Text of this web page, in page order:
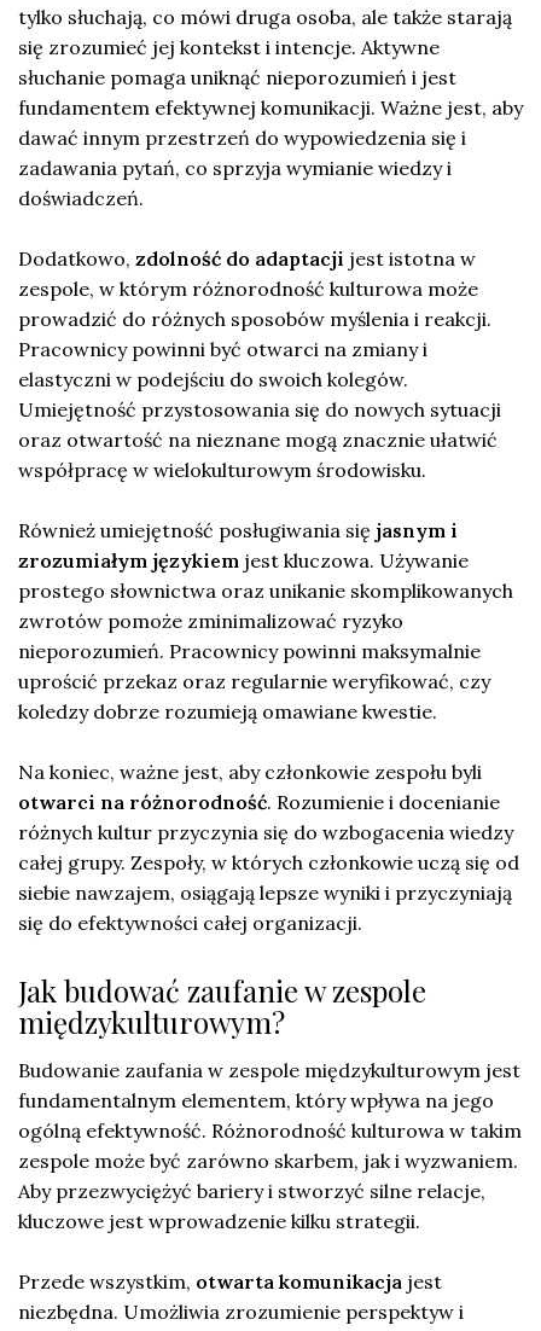
tylko słuchają, co mówi druga osoba, ale także starają
się zrozumieć jej kontekst i intencje. Aktywne
słuchanie pomaga uniknąć nieporozumień i jest
fundamentem efektywnej komunikacji. Ważne jest, aby
dawać innym przestrzeń do wypowiedzenia się i
zadawania pytań, co sprzyja wymianie wiedzy i
doświadczeń.
Dodatkowo, zdolność do adaptacji jest istotna w
zespole, w którym różnorodność kulturowa może
prowadzić do różnych sposobów myślenia i reakcji.
Pracownicy powinni być otwarci na zmiany i
elastyczni w podejściu do swoich kolegów.
Umiejętność przystosowania się do nowych sytuacji
oraz otwartość na nieznane mogą znacznie ułatwić
współpracę w wielokulturowym środowisku.
Również umiejętność posługiwania się jasnym i
zrozumiałym językiem jest kluczowa. Używanie
prostego słownictwa oraz unikanie skomplikowanych
zwrotów pomoże zminimalizować ryzyko
nieporozumień. Pracownicy powinni maksymalnie
uprościć przekaz oraz regularnie weryfikować, czy
koledzy dobrze rozumieją omawiane kwestie.
Na koniec, ważne jest, aby członkowie zespołu byli
otwarci na różnorodność. Rozumienie i docenianie
różnych kultur przyczynia się do wzbogacenia wiedzy
całej grupy. Zespoły, w których członkowie uczą się od
siebie nawzajem, osiągają lepsze wyniki i przyczyniają
się do efektywności całej organizacji.
Jak budować zaufanie w zespole
międzykulturowym?
Budowanie zaufania w zespole międzykulturowym jest
fundamentalnym elementem, który wpływa na jego
ogólną efektywność. Różnorodność kulturowa w takim
zespole może być zarówno skarbem, jak i wyzwaniem.
Aby przezwyciężyć bariery i stworzyć silne relacje,
kluczowe jest wprowadzenie kilku strategii.
Przede wszystkim, otwarta komunikacja jest
niezbędna. Umożliwia zrozumienie perspektyw i